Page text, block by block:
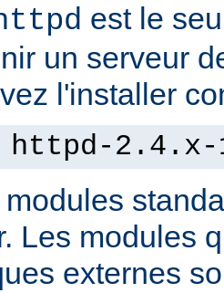
est le
un serveur
l'installer
httpd-2.4.x-
Les modules
externes